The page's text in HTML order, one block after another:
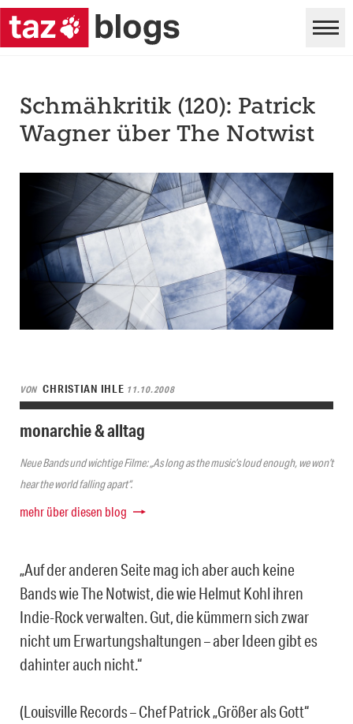
Schmähkritik (120): Patrick
Wagner über The Notwist
VON CHRISTIAN IHLE 11.10.2008
monarchie & alltag
Neue Bands und wichtige Filme: „As long as the music’s loud enough, we won’t
hear the world falling apart“.
mehr über diesen blog
„Auf der anderen Seite mag ich aber auch keine
Bands wie The Notwist, die wie Helmut Kohl ihren
Indie-Rock verwalten. Gut, die kümmern sich zwar
nicht um Erwartungshaltungen – aber Ideen gibt es
dahinter auch nicht.“
(Louisville Records – Chef Patrick „Größer als Gott“